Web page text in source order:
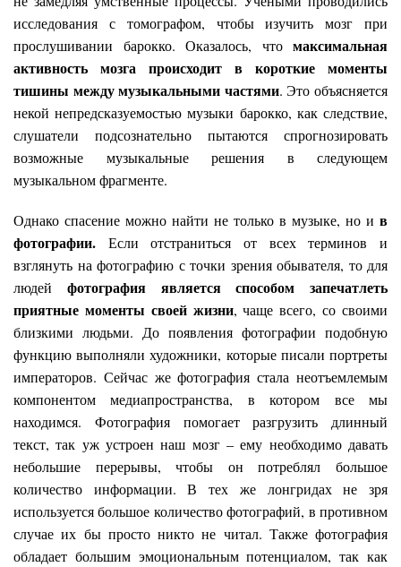
исследования с томографом, чтобы изучить мозг при
прослушивании барокко. Оказалось, что максимальная
активность мозга происходит в короткие моменты
тишины между музыкальными частями. Это объясняется
некой непредсказуемостью музыки барокко, как следствие,
слушатели подсознательно пытаются спрогнозировать
возможные музыкальные решения в следующем
музыкальном фрагменте.
Однако спасение можно найти не только в музыке, но и в
фотографии. Если отстраниться от всех терминов и
взглянуть на фотографию с точки зрения обывателя, то для
людей фотография является способом запечатлеть
приятные моменты своей жизни, чаще всего, со своими
близкими людьми. До появления фотографии подобную
функцию выполняли художники, которые писали портреты
императоров. Сейчас же фотография стала неотъемлемым
компонентом медиапространства, в котором все мы
находимся. Фотография помогает разгрузить длинный
текст, так уж устроен наш мозг – ему необходимо давать
небольшие перерывы, чтобы он потреблял большое
количество информации. В тех же лонгридах не зря
используется большое количество фотографий, в противном
случае их бы просто никто не читал. Также фотография
обладает большим эмоциональным потенциалом, так как